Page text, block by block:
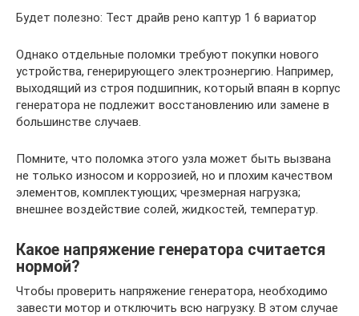
Будет полезно: Тест драйв рено каптур 1 6 вариатор
Однако отдельные поломки требуют покупки нового
устройства, генерирующего электроэнергию. Например,
выходящий из строя подшипник, который впаян в корпус
генератора не подлежит восстановлению или замене в
большинстве случаев.
Помните, что поломка этого узла может быть вызвана
не только износом и коррозией, но и плохим качеством
элементов, комплектующих; чрезмерная нагрузка;
внешнее воздействие солей, жидкостей, температур.
Какое напряжение генератора считается
нормой?
Чтобы проверить напряжение генератора, необходимо
завести мотор и отключить всю нагрузку. В этом случае